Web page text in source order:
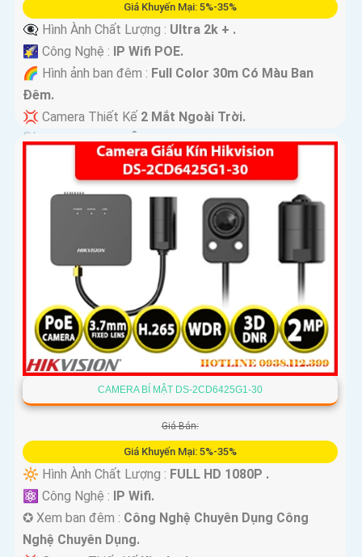
Giá Khuyến Mại: 5%-35%
👁️‍🗨 Hình Ành Chất Lượng : Ultra 2k + .
🌠 Công Nghệ : IP Wifi POE.
🌈 Hình ảnh ban đêm : Full Color 30m Có Màu Ban
Ðêm.
💢 Camera Thiết Kế 2 Mắt Ngoài Trời.
️📡 Tích Hợp :Thu Âm Và Loa.
CAMERA BÍ MẬT DS-2CD6425G1-30
Giá Bán:
Giá Khuyến Mại: 5%-35%
🔆 Hình Ành Chất Lượng : FULL HD 1080P .
⚛️ Công Nghệ : IP Wifi.
✪ Xem ban đêm : Công Nghệ Chuyên Dụng Công
Nghệ Chuyên Dụng.